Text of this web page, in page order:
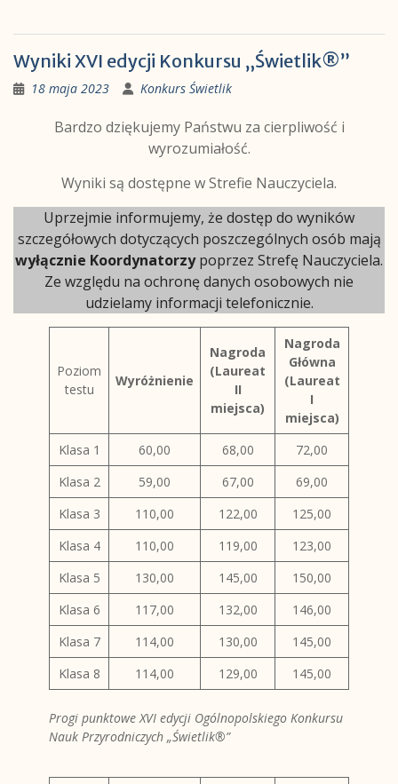
Wyniki XVI edycji Konkursu „Świetlik®”
18 maja 2023 Konkurs Świetlik
Bardzo dziękujemy Państwu za cierpliwość i
wyrozumiałość.
Wyniki są dostępne w Strefie Nauczyciela.
Uprzejmie informujemy, że dostęp do wyników
szczegółowych dotyczących poszczególnych osób mają
wyłącznie Koordynatorzypoprzez Strefę Nauczyciela.
Ze względu na ochronę danych osobowych nie
udzielamy informacji telefonicznie.
Poziom
testu
Wyróżnienie
Nagroda
(Laureat
II
miejsca)
Nagroda
Główna
(Laureat
I
miejsca)
Klasa 1
60,00 68,00
72,00
Klasa 2
59,00 67,00
69,00
Klasa 3
110,00 122,00
125,00
Klasa 4
110,00 119,00
123,00
Klasa 5
130,00 145,00
150,00
Klasa 6
117,00 132,00
146,00
Klasa 7
114,00 130,00
145,00
Klasa 8
114,00 129,00 145,00
Progi punktowe XVI edycji Ogólnopolskiego Konkursu
Nauk Przyrodniczych „Świetlik®”